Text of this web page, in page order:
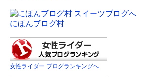
にほんブログ村
女性ライダー ブログランキングへ